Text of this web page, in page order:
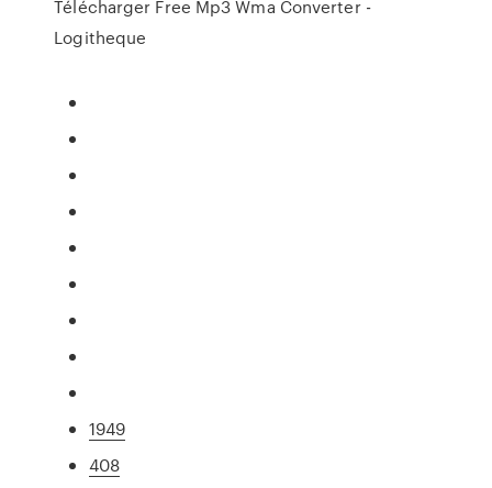
Télécharger Free Mp3 Wma Converter -
Logitheque
1949
408